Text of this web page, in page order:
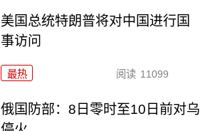
美国总统特朗普将对中国进行国
事访问
最热 阅读 11099
俄国防部：8日零时至10日前对乌